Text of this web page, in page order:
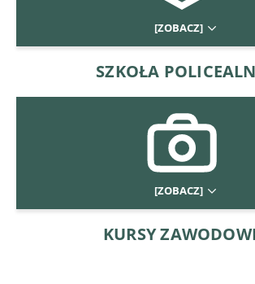
[ZOBACZ]
SZKOŁA
[ZOBACZ]
KURSY